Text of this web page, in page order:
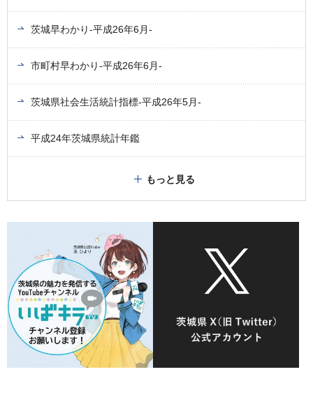
茨城早わかり-平成26年6月-
市町村早わかり-平成26年6月-
茨城県社会生活統計指標-平成26年5月-
平成24年茨城県統計年鑑
もっと見る